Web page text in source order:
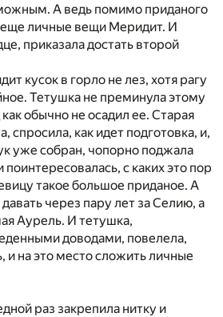
А ведь помимо приданого
еще личные вещи Меридит. И
приказала достать второй
кусок в горло не лез, хотя рагу
Тетушка не преминула этому
обычно не осадил ее. Старая
спросила, как идет подготовка, и,
уже собран, чопорно поджала
с каких это пор
такое большое приданое. А
через пару лет за Селию, а
Аурель. И тетушка,
доводами, повелела,
и на это место сложить личные
раз закрепила нитку и